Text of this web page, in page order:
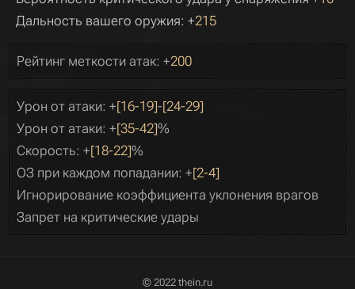
Дальность вашего оружия: +215
Рейтинг меткости атак: +200
Урон от атаки: +[16-19]-[24-29]
Урон от атаки: +[35-42]%
Скорость: +[18-22]%
ОЗ при каждом попадании: +[2-4]
Игнорирование коэффициента уклонения врагов
Запрет на критические удары
© 2022 thein.ru